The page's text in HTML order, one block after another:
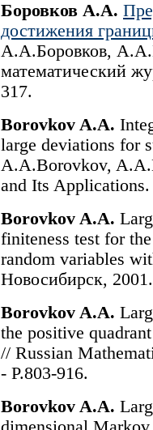
Боровков А.А.
достижения
А.А.Боровков,
математический
317.
Borovkov A.A.
large deviations for
A.A.Borovkov,
and Its
Borovkov A.A.
finiteness test for
random variables
Новосибирск,
Borovkov A.A.
the positive
// Russian
- P.803-916.
Borovkov A.A.